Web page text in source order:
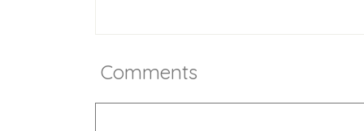
Comments